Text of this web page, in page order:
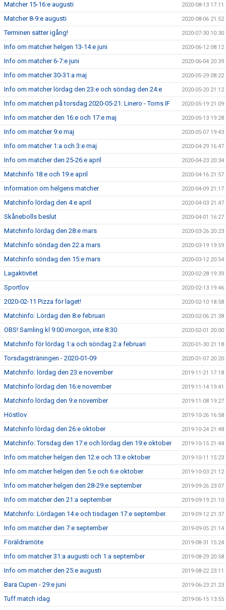
Matcher 15-16:e augusti 2020-08-13 17:11
Matcher 8-9:e augusti 2020-08-06 21:52
Terminen sätter igång! 2020-07-30 10:30
Info om matcher helgen 13-14:e juni 2020-06-12 08:12
Info om matcher 6-7:e juni 2020-06-04 20:39
Info om matcher 30-31:a maj 2020-05-29 08:22
Info om matcher lördag den 23:e och söndag den 24:e 2020-05-20 21:12
Info om matchen på torsdag 2020-05-21: Linero - Torns IF 2020-05-19 21:09
Info om matcher den 16:e och 17:e maj 2020-05-13 19:28
Info om matcher 9:e maj 2020-05-07 19:43
Info om matcher 1:a och 3:e maj 2020-04-29 16:47
Info om matcher den 25-26:e april 2020-04-23 20:34
Matchinfo 18:e och 19:e april 2020-04-16 21:57
Information om helgens matcher 2020-04-09 21:17
Matchinfo lördag den 4:e april 2020-04-03 21:47
Skånebolls beslut 2020-04-01 16:27
Matchinfo lördag den 28:e mars 2020-03-26 20:23
Matchinfo söndag den 22:a mars 2020-03-19 19:59
Matchinfo söndag den 15:e mars 2020-03-12 20:54
Lagaktivitet 2020-02-28 19:39
Sportlov 2020-02-13 19:46
2020-02-11 Pizza för laget! 2020-02-10 18:58
Matchinfo: Lördag den 8:e februari 2020-02-06 21:38
OBS! Samling kl 9:00 imorgon, inte 8:30 2020-02-01 20:00
Matchinfo för lördag 1:a och söndag 2:a februari 2020-01-30 21:18
Torsdagsträningen - 2020-01-09 2020-01-07 20:20
Matchinfo: lördag den 23:e november 2019-11-21 17:18
Matchinfo lördag den 16:e november 2019-11-14 19:41
Matchinfo lördag den 9:e november 2019-11-08 19:27
Höstlov 2019-10-26 16:58
Matchinfo lördag den 26:e oktober 2019-10-24 21:48
Matchinfo: Torsdag den 17:e och lördag den 19:e oktober 2019-10-15 21:44
Info om matcher helgen den 12:e och 13:e oktober 2019-10-11 15:23
Info om matcher helgen den 5:e och 6:e oktober 2019-10-03 21:12
Info om matcher helgen den 28-29:e september 2019-09-26 23:07
Info om matcher den 21:a september 2019-09-19 21:10
Matchinfo: Lördagen 14:e och tisdagen 17:e september. 2019-09-12 21:37
Info om matcher den 7:e september 2019-09-05 21:14
Föräldramöte 2019-08-31 15:24
Info om matcher 31:a augusti och 1:a september 2019-08-29 20:58
Info om matcher den 25:e augusti 2019-08-22 23:11
Bara Cupen - 29:e juni 2019-06-23 21:23
Tuff match idag 2019-06-15 13:55